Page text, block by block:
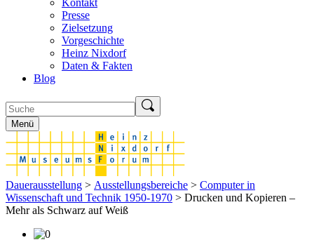
Kontakt
Presse
Zielsetzung
Vorgeschichte
Heinz Nixdorf
Daten & Fakten
Blog
Menü
Dauerausstellung > Ausstellungsbereiche > Computer in
Wissenschaft und Technik 1950-1970 > Drucken und Kopieren –
Mehr als Schwarz auf Weiß